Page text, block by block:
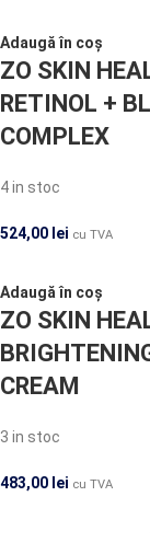
Adaugă în coș
ZO SKIN
RETINOL +
COMPLEX
4 in stoc
524,00 lei cu TVA
Adaugă în coș
ZO SKIN
CREAM
3 in stoc
483,00 lei cu TVA